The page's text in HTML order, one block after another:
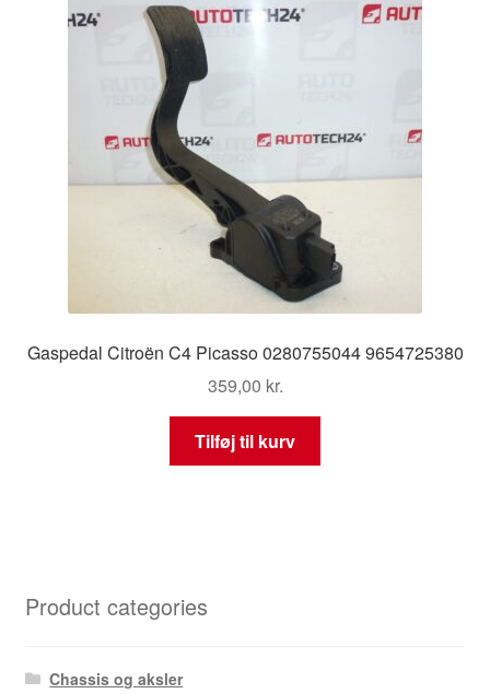
Gaspedal Citroën C4 Picasso 0280755044 9654725380
359,00 kr.
Tilføj til kurv
Product categories
Chassis og aksler